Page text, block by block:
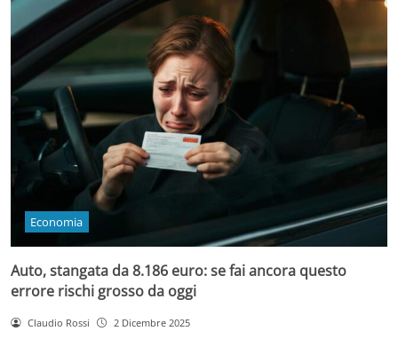
Economia
Auto, stangata da 8.186 euro: se fai ancora questo
errore rischi grosso da oggi
Claudio Rossi 2 Dicembre 2025